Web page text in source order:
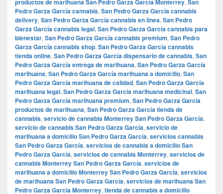
productos de marihuana San Pedro Garza García Monterrey San
Pedro Garza García cannabis, San Pedro Garza García cannabis
delivery, San Pedro Garza García cannabis en línea, San Pedro
Garza García cannabis legal, San Pedro Garza García cannabis para
bienestar, San Pedro Garza García cannabis premium, San Pedro
Garza García cannabis shop, San Pedro Garza García cannabis
tienda online, San Pedro Garza García dispensario de cannabis, San
Pedro Garza García entrega de marihuana, San Pedro Garza García
marihuana, San Pedro Garza García marihuana a domicilio, San
Pedro Garza García marihuana de calidad, San Pedro Garza García
marihuana legal, San Pedro Garza García marihuana medicinal, San
Pedro Garza García marihuana premium, San Pedro Garza García
productos de marihuana, San Pedro Garza García tienda de
cannabis, servicio de cannabis Monterrey San Pedro Garza García,
servicio de cannabis San Pedro Garza García, servicio de
marihuana a domicilio San Pedro Garza García, servicios cannabis
San Pedro Garza García, servicios de cannabis a domicilio San
Pedro Garza García, servicios de cannabis Monterrey, servicios de
cannabis Monterrey San Pedro Garza García, servicios de
marihuana a domicilio Monterrey San Pedro Garza García, servicios
de marihuana San Pedro Garza García, servicios de marihuana San
Pedro Garza García Monterrey, tienda de cannabis a domicilio